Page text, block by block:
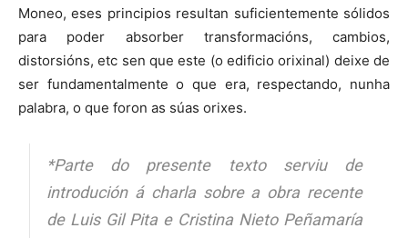
Moneo, eses principios resultan suficientemente sólidos
para poder absorber transformacións, cambios,
distorsións, etc sen que este (o edificio orixinal) deixe de
ser fundamentalmente o que era, respectando, nunha
palabra, o que foron as súas orixes.
*Parte do presente texto serviu de
introdución á charla sobre a obra recente
de Luis Gil Pita e Cristina Nieto Peñamaría